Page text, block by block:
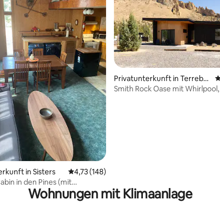
4,93 von 5, 387 Bewertungen
in Sisters Durchschnittliche Bewertung: 4,73 von 5,
4,73 (148)
in den Pines (mit
der Stufe 2)
Privatunterkunft in Terrebo
nne
Smith Rock Oase mit
Wohnungen mit Klimaanlage